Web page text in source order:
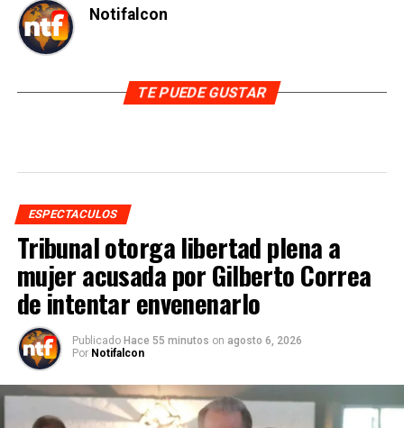
Notifalcon
TE PUEDE GUSTAR
ESPECTACULOS
Tribunal otorga libertad plena a
mujer acusada por Gilberto Correa
de intentar envenenarlo
Publicado Hace 55 minutos on agosto 6, 2026
Por Notifalcon